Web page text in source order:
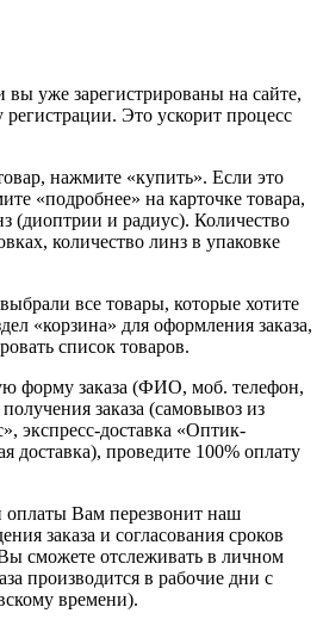
уже зарегистрированы на сайте,
Это ускорит процесс
нажмите «купить». Если это
«подробнее» на карточке товара,
(диоптрии и радиус). Количество
количество линз в упаковке
все товары, которые хотите
«корзина» для оформления заказа,
список товаров.
форму заказа (ФИО, моб. телефон,
заказа (самовывоз из
экспресс-доставка «Оптик-
доставка), проведите 100% оплату
Вам перезвонит наш
заказа и согласования сроков
Вы сможете отслеживать в личном
производится в рабочие дни с
времени).